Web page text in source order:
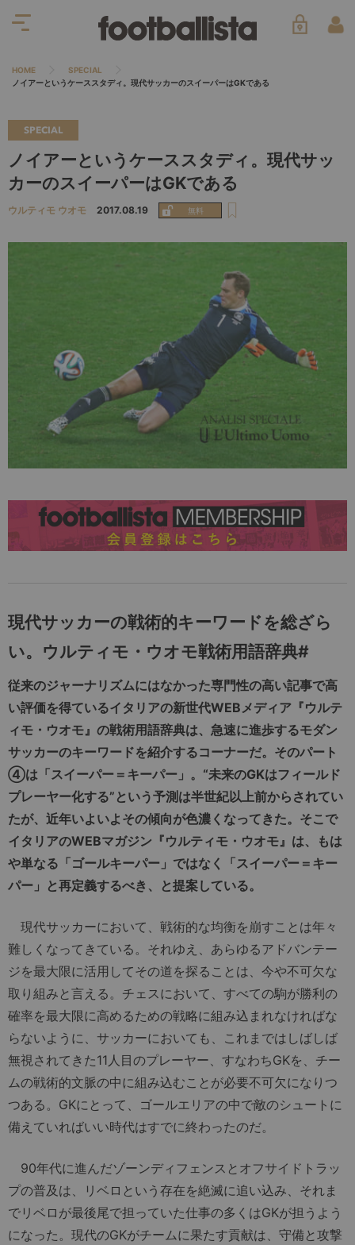
HOME
SPECIAL
ノイアーというケーススタディ。現代サッカーのスイーパーはGKである
SPECIAL
ノイアーというケーススタディ。現代サッ
カーのスイーパーはGKである
ウルティモ ウオモ 2017.08.19
現代サッカーの戦術的キーワードを総ざら
い。 ウルティモ・ウオモ戦術用語辞典#
従来のジャーナリズムにはなかった専門性の高い記事で高
い評価を得ているイタリアの新世代WEBメディア『ウルテ
ィモ・ウオモ』の戦術用語辞典は、急速に進歩するモダン
サッカーのキーワードを紹介するコーナーだ。そのパート
④は「スイーパー＝キーパー」。“未来のGKはフィールド
プレーヤー化する”という予測は半世紀以上前からされてい
たが、近年いよいよその傾向が色濃くなってきた。そこで
イタリアのWEBマガジン『ウルティモ・ウオモ』は、もは
や単なる「ゴールキーパー」ではなく「スイーパー＝キー
パー」と再定義するべき、と提案している。
現代サッカーにおいて、戦術的な均衡を崩すことは年々
難しくなってきている。それゆえ、あらゆるアドバンテー
ジを最大限に活用してその道を探ることは、今や不可欠な
取り組みと言える。チェスにおいて、すべての駒が勝利の
確率を最大限に高めるための戦略に組み込まれなければな
らないように、サッカーにおいても、これまではしばしば
無視されてきた11人目のプレーヤー、すなわちGKを、チー
ムの戦術的文脈の中に組み込むことが必要不可欠になりつ
つある。GKにとって、ゴールエリアの中で敵のシュートに
備えていればいい時代はすでに終わったのだ。
90年代に進んだゾーンディフェンスとオフサイドトラッ
プの普及は、リベロという存在を絶滅に追い込み、それま
でリベロが最後尾で担っていた仕事の多くはGKが担うよう
になった。現代のGKがチームに果たす貢献は、守備と攻撃